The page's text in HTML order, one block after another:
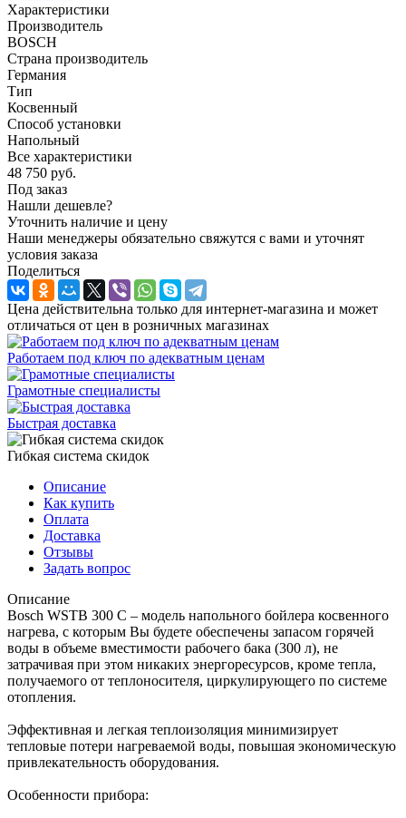
Характеристики
Производитель
BOSCH
Страна производитель
Германия
Тип
Косвенный
Способ установки
Напольный
Все характеристики
48 750 руб.
Под заказ
Нашли дешевле?
Уточнить наличие и цену
Наши менеджеры обязательно свяжутся с вами и уточнят
условия заказа
Поделиться
Цена действительна только для интернет-магазина и может
отличаться от цен в розничных магазинах
Работаем под ключ по адекватным ценам
Грамотные специалисты
Быстрая доставка
Гибкая система скидок
Описание
Как купить
Оплата
Доставка
Отзывы
Задать вопрос
Описание
Bosch WSTB 300 C – модель напольного бойлера косвенного
нагрева, с которым Вы будете обеспечены запасом горячей
воды в объеме вместимости рабочего бака (300 л), не
затрачивая при этом никаких энергоресурсов, кроме тепла,
получаемого от теплоносителя, циркулирующего по системе
отопления.
Эффективная и легкая теплоизоляция минимизирует
тепловые потери нагреваемой воды, повышая экономическую
привлекательность оборудования.
Особенности прибора: